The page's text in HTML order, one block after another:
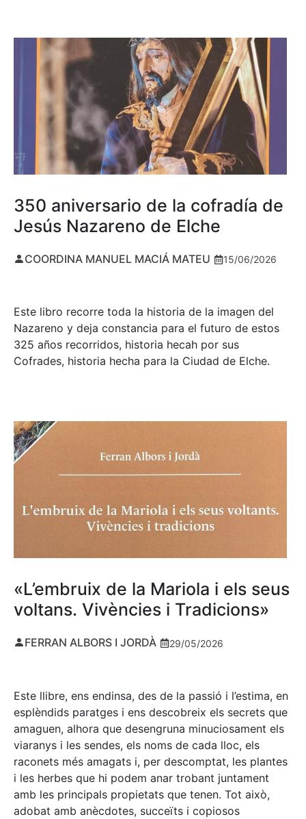
350 aniversario de la cofradía de
Jesús Nazareno de Elche
COORDINA MANUEL MACIÁ MATEU 15/06/2026
Este libro recorre toda la historia de la imagen del
Nazareno y deja constancia para el futuro de estos
325 años recorridos, historia hecah por sus
Cofrades, historia hecha para la Ciudad de Elche.
«L’embruix de la Mariola i els seus
voltans. Vivències i Tradicions»
FERRAN ALBORS I JORDÀ 29/05/2026
Este llibre, ens endinsa, des de la passió i l’estima, en
esplèndids paratges i ens descobreix els secrets que
amaguen, alhora que desengruna minuciosament els
viaranys i les sendes, els noms de cada lloc, els
raconets més amagats i, per descomptat, les plantes
i les herbes que hi podem anar trobant juntament
amb les principals propietats que tenen. Tot això,
adobat amb anècdotes, succeïts i copiosos